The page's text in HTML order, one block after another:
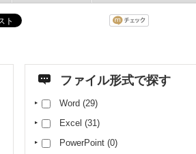
ファイル形式で探す
Word (29)
Excel (31)
PowerPoint (0)